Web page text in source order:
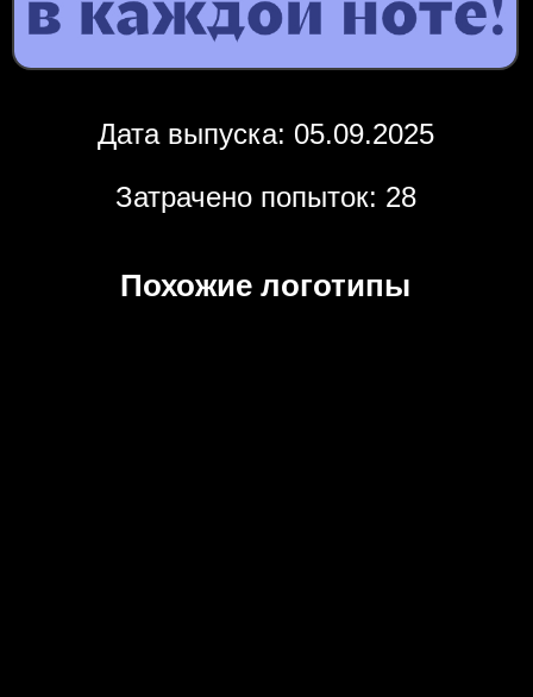
Дата выпуска: 05.09.2025
Затрачено попыток: 28
Похожие логотипы